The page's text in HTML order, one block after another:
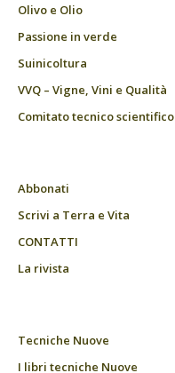
Olivo e Olio
Passione in verde
Suinicoltura
VVQ – Vigne, Vini e Qualità
Comitato tecnico scientifico
Abbonati
Scrivi a Terra e Vita
CONTATTI
La rivista
Tecniche Nuove
I libri tecniche Nuove